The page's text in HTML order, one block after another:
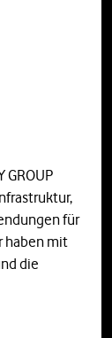
GROUP
für
haben mit
die